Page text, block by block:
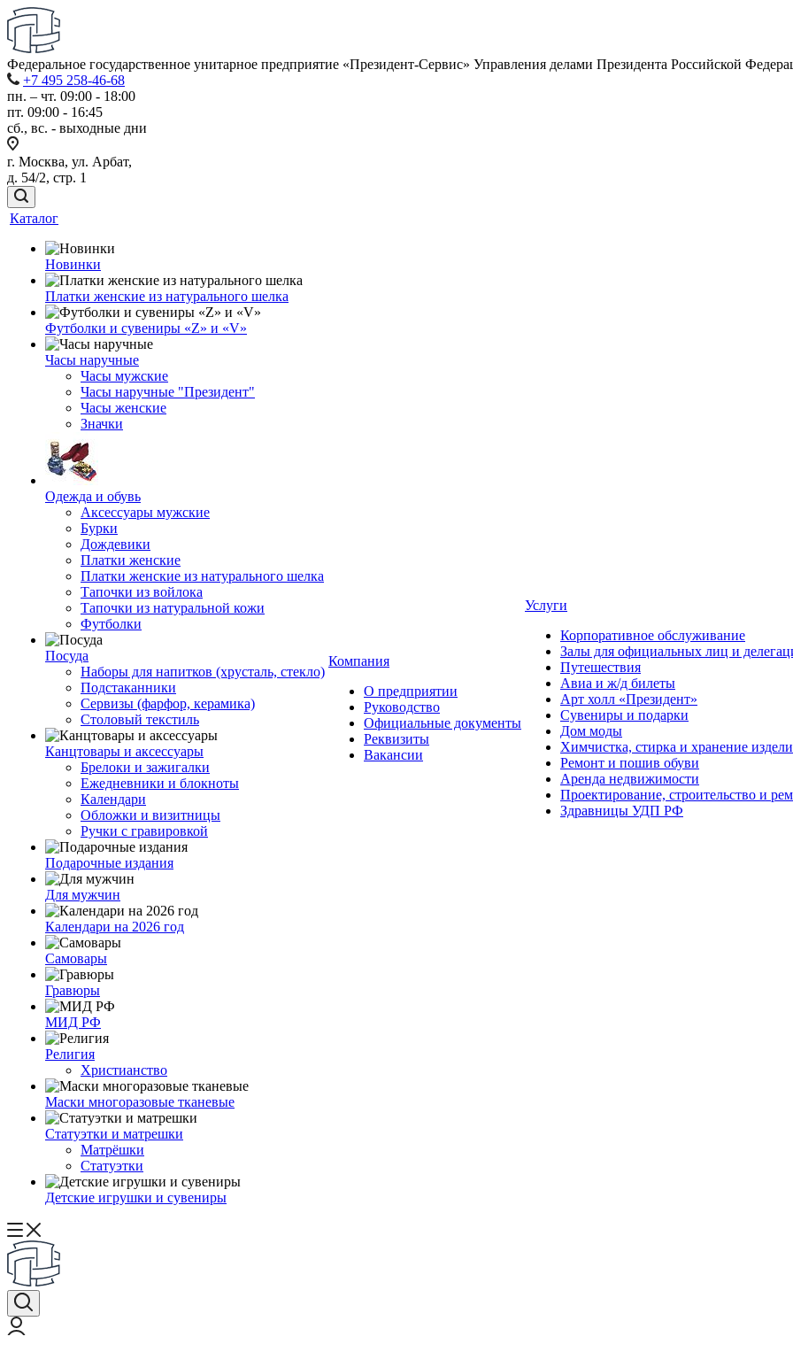
Федеральное государственное унитарное предприятие «Президент-Сервис» Управления делами Президента Российской
+7 495 258-46-68
пн. – чт. 09:00 - 18:00
пт. 09:00 - 16:45
сб., вс. - выходные дни
г. Москва, ул. Арбат,
д. 54/2, стр. 1
Каталог
Новинки
Платки женские из натурального шелка
Футболки и сувениры «Z» и «V»
Часы наручные
Часы мужские
Часы наручные "Президент"
Часы женские
Значки
Одежда и обувь
Аксессуары мужские
Бурки
Дождевики
Платки женские
Платки женские из натурального шелка
Тапочки из войлока
Тапочки из натуральной кожи
Футболки
Посуда
Наборы для напитков (хрусталь, стекло)
Подстаканники
Сервизы (фарфор, керамика)
Столовый текстиль
Канцтовары и аксессуары
Брелоки и зажигалки
Ежедневники и блокноты
Календари
Обложки и визитницы
Ручки с гравировкой
Подарочные издания
Для мужчин
Календари на 2026 год
Самовары
Гравюры
МИД РФ
Религия
Христианство
Маски многоразовые тканевые
Статуэтки и матрешки
Матрёшки
Статуэтки
Детские игрушки и сувениры
Компания
О предприятии
Руководство
Официальные документы
Реквизиты
Вакансии
Услуги
Корпоративное обслуживание
Залы для официальных лиц и
Путешествия
Авиа и ж/д билеты
Арт холл «Президент»
Сувениры и подарки
Дом моды
Химчистка, стирка и хранение
Ремонт и пошив обуви
Аренда недвижимости
Проектирование, строительство и
Здравницы УДП РФ